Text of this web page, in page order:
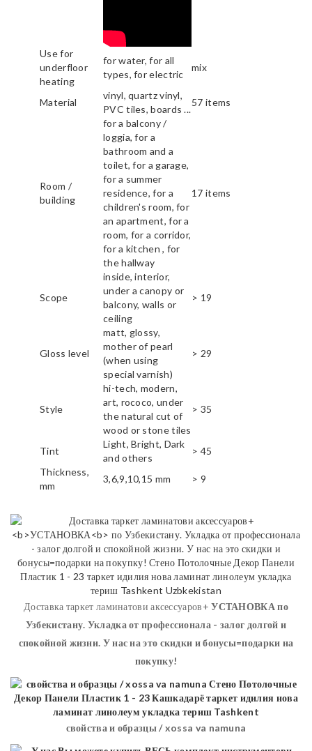
Use for
underfloor
heating
for water, for all
types, for electric
mix
Material
vinyl, quartz vinyl,
PVC tiles, boards ...
57 items
Room /
building
for a balcony /
loggia, for a
bathroom and a
toilet, for a garage,
for a summer
residence, for a
children's room, for
an apartment, for a
room, for a corridor,
for a kitchen , for
the hallway
17 items
Scope
inside, interior,
under a canopy or
balcony, walls or
ceiling
> 19
Gloss level
matt, glossy,
mother of pearl
(when using
special varnish)
> 29
Style
hi-tech, modern,
art, rococo, under
the natural cut of
wood or stone tiles
> 35
Tint
Light, Bright, Dark
and others
> 45
Thickness,
mm
3,6,9,10,15 mm > 9
Доставка таркет ламинатови аксессуаров+УСТАНОВКАпо
Узбекистану. Укладка от профессионала - залог долгой и
спокойной жизни. У нас на это скидки и бонусы=подарки на
покупку!
свойства и образцы / xossa va namuna